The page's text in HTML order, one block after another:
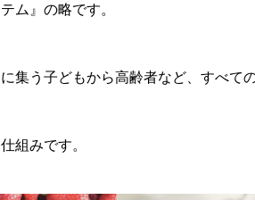
ム』の略です。
集う子どもから高齢者など、すべて
組みです。